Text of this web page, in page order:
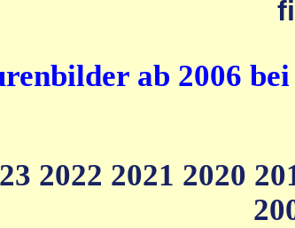
ab 2006
2022 2021 2020